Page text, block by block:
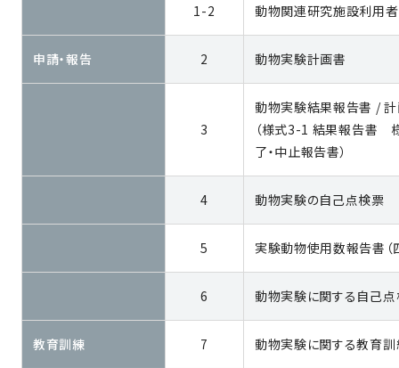
1-2 動物関連研究施設利用
申請・報告 2 動物実験計画書
3
動物実験結果報告書 /
（様式3-1 結果報告書
了・中止報告書）
4 動物実験の自己点検票
5 実験動物使用数報告書（
6 動物実験に関する自己点
教育訓練 7 動物実験に関する教育訓